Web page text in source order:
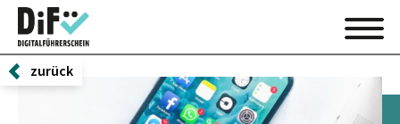
zurück